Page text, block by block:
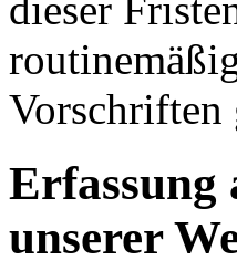
dieser
Vorschriften
Erfassung
unserer